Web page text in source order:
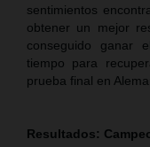
sentimientos
obtener un mejor
conseguido ganar
tiempo para
prueba final en
Resultados: